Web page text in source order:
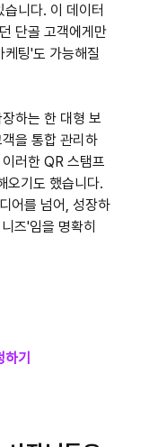
니다. 이 데이터
단골 고객에게만
팅'도 가능해질
하는 한 대형 보
을 통합 관리하
러한 QR 스탬프
오기도 했습니다.
어를 넘어, 성장하
즈'임을 명확히
기